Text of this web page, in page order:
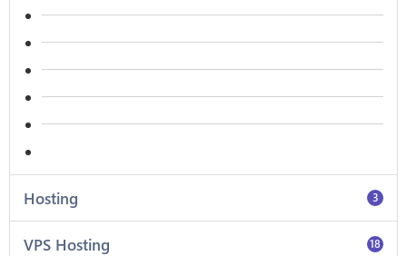
Hosting 3
VPS Hosting 18